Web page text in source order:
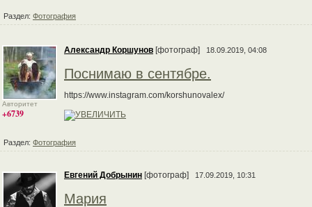
Раздел: Фотография
Авторитет
+6739
Александр Коршунов [фотограф] 18.09.2019, 04:08
Поснимаю в сентябре.
https://www.instagram.com/korshunovalex/
Раздел: Фотография
Евгений Добрынин [фотограф] 17.09.2019, 10:31
Мария